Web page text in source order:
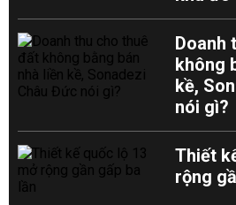
Doanh
không
kề,
nói gì?
Thiết
rộng